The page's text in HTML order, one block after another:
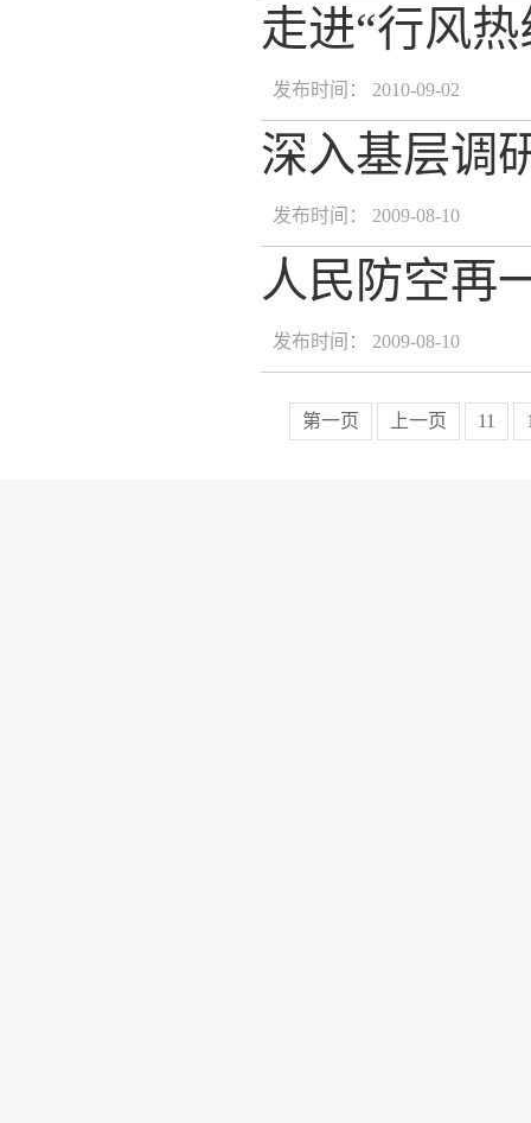
走进“行风
发布时间： 2010-09-02
深入基层调
发布时间： 2009-08-10
人民防空再
发布时间： 2009-08-10
第一页 上一页 11